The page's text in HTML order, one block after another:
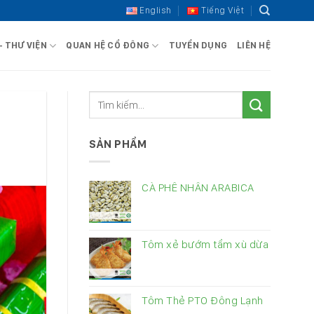
English Tiếng Việt
THƯ VIỆN QUAN HỆ CỔ ĐÔNG TUYỂN DỤNG LIÊN HỆ
SẢN PHẨM
CÀ PHÊ NHÂN ARABICA
Tôm xẻ bướm tẩm xù dừa
Tôm Thẻ PTO Đông Lạnh